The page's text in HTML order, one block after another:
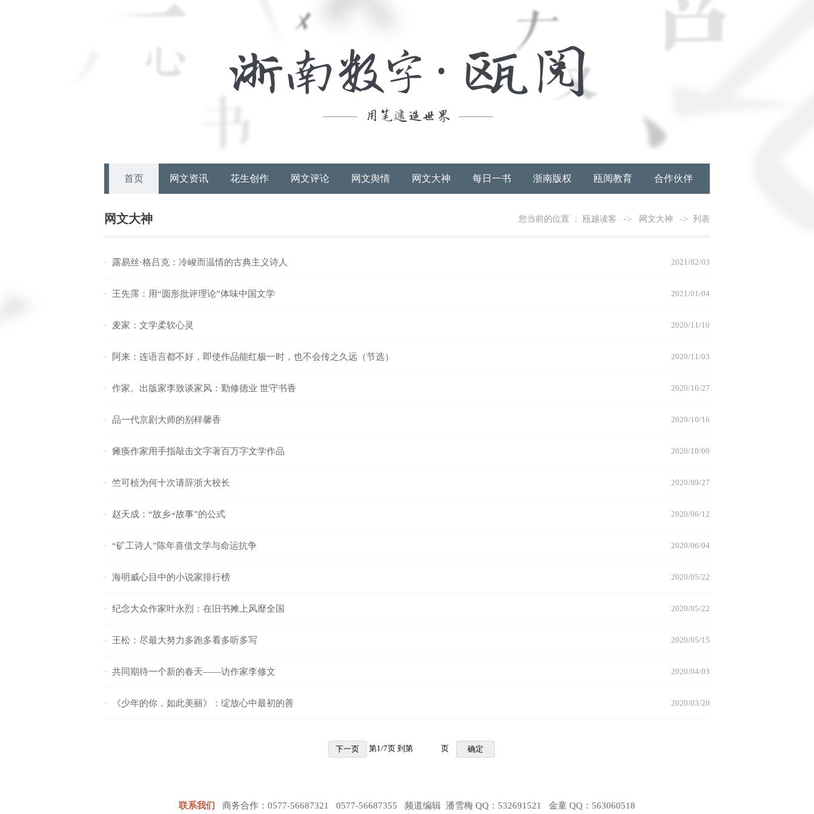
首页 网文资讯 花生创作 网文评论 网文舆情 网文大神 每日一书 浙南版权 瓯阅教育 合作伙伴
您当前的位置 ： 瓯越读客 -> 网文大神 -> 列表
网文大神
2021/02/03
· 露易丝·格吕克：冷峻而温情的古典主义诗人
2021/01/04
· 王先霈：用“圆形批评理论”体味中国文学
2020/11/10
· 麦家：文学柔软心灵
2020/11/03
· 阿来：连语言都不好，即使作品能红极一时，也不会传之久远（节选）
2020/10/27
· 作家、出版家李致谈家风：勤修德业 世守书香
2020/10/16
· 品一代京剧大师的别样馨香
2020/10/09
· 瘫痪作家用手指敲击文字著百万字文学作品
2020/09/27
· 竺可桢为何十次请辞浙大校长
2020/06/12
· 赵天成：“故乡+故事”的公式
2020/06/04
· “矿工诗人”陈年喜借文学与命运抗争
2020/05/22
· 海明威心目中的小说家排行榜
2020/05/22
· 纪念大众作家叶永烈：在旧书摊上风靡全国
2020/05/15
· 王松：尽最大努力多跑多看多听多写
2020/04/03
· 共同期待一个新的春天——访作家李修文
2020/03/20
· 《少年的你，如此美丽》：绽放心中最初的善
下一页 第1/7页 到第 页 确定
联系我们 商务合作：0577-56687321 0577-56687355 频道编辑 潘雪梅 QQ：532691521 金童 QQ：563060518